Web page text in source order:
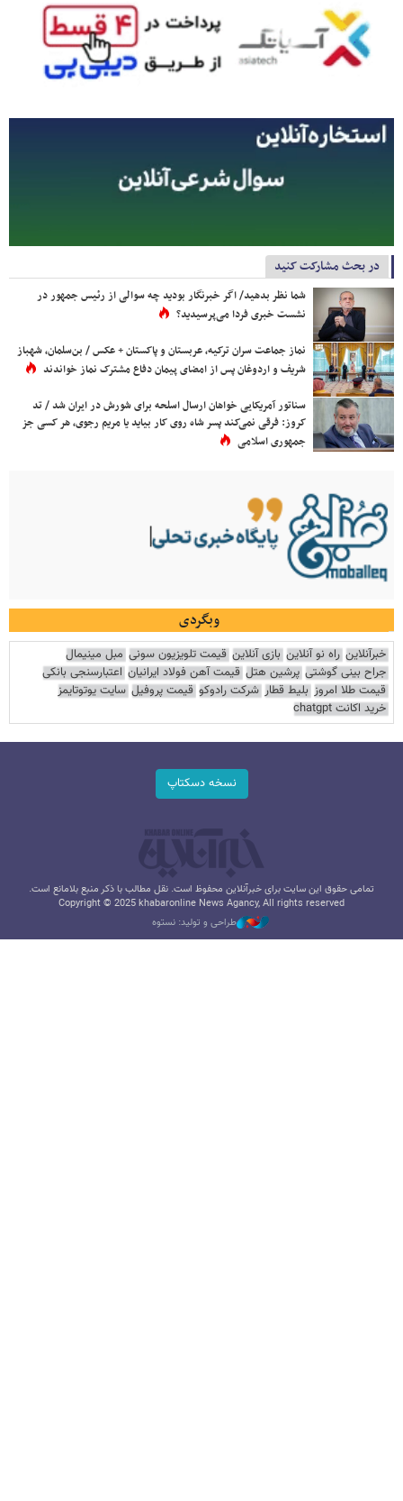
در بحث مشارکت کنید
شما نظر بدهید/ اگر خبرنگار بودید چه سوالی از رئیس جمهور در
نشست خبری فردا می‌پرسیدید؟
نماز جماعت سران ترکیه، عربستان و پاکستان + عکس / بن‌سلمان، شهباز
شریف و اردوغان پس از امضای پیمان دفاع مشترک نماز خواندند
سناتور آمریکایی خواهان ارسال اسلحه برای شورش در ایران شد / تد
کروز: فرقی نمی‌کند پسر شاه روی کار بیاید یا مریم رجوی، هر کسی جز
جمهوری اسلامی
وبگردی
خبرآنلاین راه نو آنلاین بازی آنلاین قیمت تلویزیون سونی مبل مینیمال
جراح بینی گوشتی پرشین هتل قیمت آهن فولاد ایرانیان اعتبارسنجی بانکی
قیمت طلا امروز بلیط قطار شرکت رادوکو قیمت پروفیل سایت یوتوتایمز
خرید اکانت chatgpt
نسخه دسکتاپ
تمامی حقوق این سایت برای خبرآنلاین محفوظ است. نقل مطالب با ذکر منبع بلامانع است.
Copyright © 2025 khabaronline News Agancy, All rights reserved
طراحی و تولید: نستوه